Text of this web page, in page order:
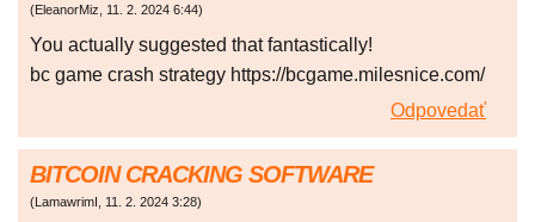
(EleanorMiz 11. 2. 2024 6:44)
You actually suggested that fantastically!
bc game crash strategy https://bcgame.milesnice.com/
Odpovedať
BITCOIN CRACKING SOFTWARE
(LamawrimI 11. 2. 2024 3:28)